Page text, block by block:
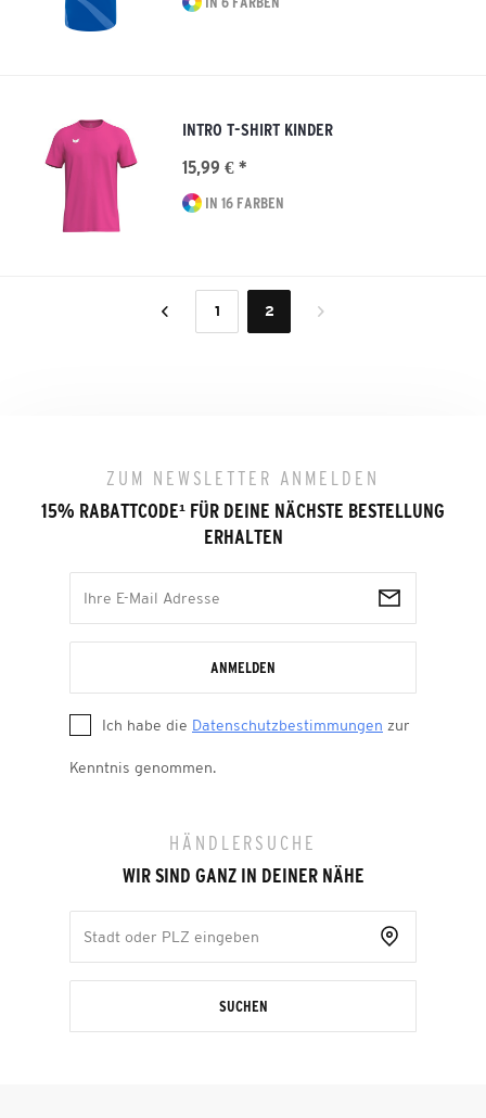
INTRO T-SHIRT KINDER
15,99 € *
IN 16 FARBEN
1 2
ZUM NEWSLETTER ANMELDEN
15% RABATTCODE¹ FÜR DEINE NÄCHSTE BESTELLUNG
ERHALTEN
ANMELDEN
Ich habe die Datenschutzbestimmungen zur
Kenntnis genommen.
HÄNDLERSUCHE
WIR SIND GANZ IN DEINER NÄHE
SUCHEN